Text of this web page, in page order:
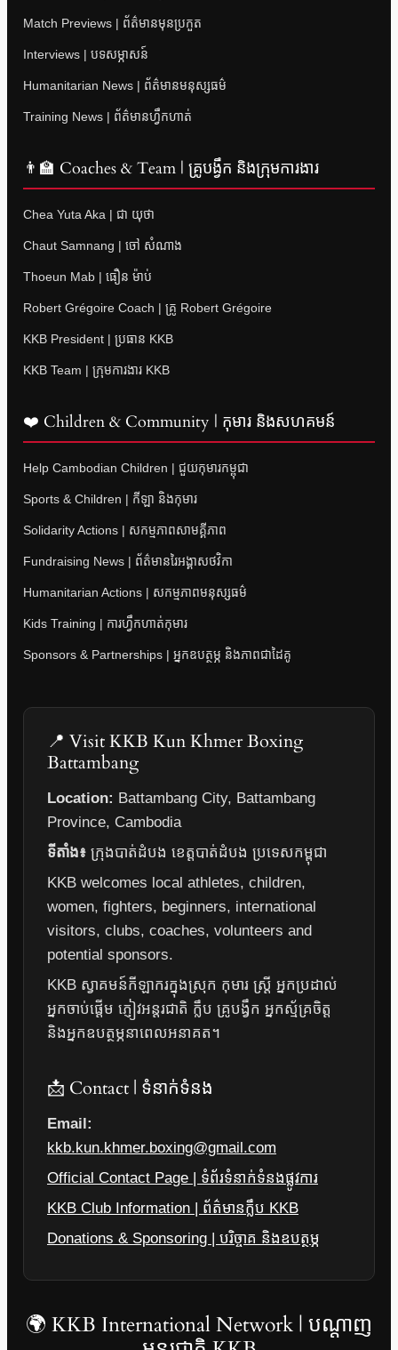
Match Previews | ព័ត៌មានមុនប្រកួត
Interviews | បទសម្ភាសន៍
Humanitarian News | ព័ត៌មានមនុស្សធម៌
Training News | ព័ត៌មានហ្វឹកហាត់
👨‍🏫 Coaches & Team | គ្រូបង្វឹក និងក្រុមការងារ
Chea Yuta Aka | ជា យុថា
Chaut Samnang | ចៅ សំណាង
Thoeun Mab | ធឿន ម៉ាប់
Robert Grégoire Coach | គ្រូ Robert Grégoire
KKB President | ប្រធាន KKB
KKB Team | ក្រុមការងារ KKB
❤️ Children & Community | កុមារ និងសហគមន៍
Help Cambodian Children | ជួយកុមារកម្ពុជា
Sports & Children | កីឡា និងកុមារ
Solidarity Actions | សកម្មភាពសាមគ្គីភាព
Fundraising News | ព័ត៌មានរៃអង្គាសថវិកា
Humanitarian Actions | សកម្មភាពមនុស្សធម៌
Kids Training | ការហ្វឹកហាត់កុមារ
Sponsors & Partnerships | អ្នកឧបត្ថម្ភ និងភាពជាដៃគូ
📍 Visit KKB Kun Khmer Boxing
Battambang
Location: Battambang City, Battambang
Province, Cambodia
ទីតាំង៖ ក្រុងបាត់ដំបង ខេត្តបាត់ដំបង ប្រទេសកម្ពុជា
KKB welcomes local athletes, children,
women, fighters, beginners, international
visitors, clubs, coaches, volunteers and
potential sponsors.
KKB ស្វាគមន៍កីឡាករក្នុងស្រុក កុមារ ស្ត្រី អ្នកប្រដាល់
អ្នកចាប់ផ្តើម ភ្ញៀវអន្តរជាតិ ក្លឹប គ្រូបង្វឹក អ្នកស្ម័គ្រចិត្ត
និងអ្នកឧបត្ថម្ភនាពេលអនាគត។
📩 Contact | ទំនាក់ទំនង
Email:
kkb.kun.khmer.boxing@gmail.com
Official Contact Page | ទំព័រទំនាក់ទំនងផ្លូវការ
KKB Club Information | ព័ត៌មានក្លឹប KKB
Donations & Sponsoring | បរិច្ចាគ និងឧបត្ថម្ភ
🌍 KKB International Network | បណ្តាញ